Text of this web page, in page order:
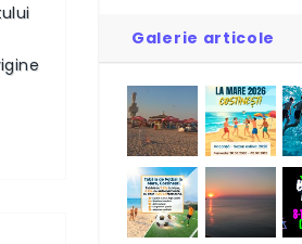
Galerie articole